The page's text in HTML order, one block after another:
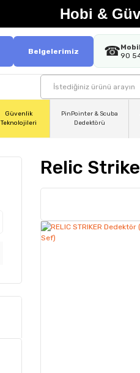
Hobi &
Belgelerimiz ☎90
Güvenlik
Teknolojileri
PinPointer & Scuba
Dedektörü
Relic